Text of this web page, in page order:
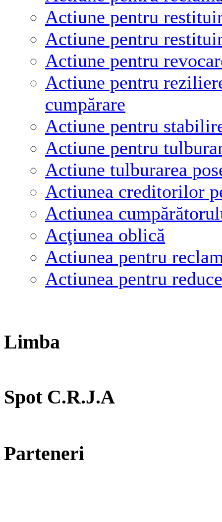
Actiune pentru
Actiune pentru
Actiune pentru
Actiune pentru
cumpărare
Actiune pentru
Actiune pentru
Actiune tulburarea
Actiunea creditorilor
Actiunea
Acţiunea oblică
Actiunea pentru
Actiunea pentru
Limba
Spot C.R.J.A
Parteneri